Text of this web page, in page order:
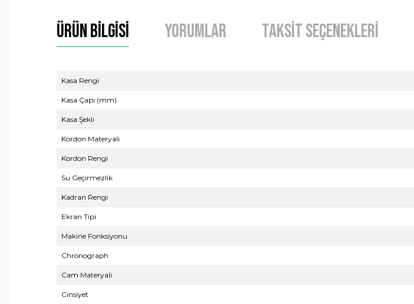
Ürün Bilgisi Yorumlar Taksit Seçenekleri
Kasa Rengi
Kasa Çapı (mm)
Kasa Şekli
Kordon Materyali
Kordon Rengi
Su Geçirmezlik
Kadran Rengi
Ekran Tipi
Makine Fonksiyonu
Chronograph
Cam Materyali
Cinsiyet